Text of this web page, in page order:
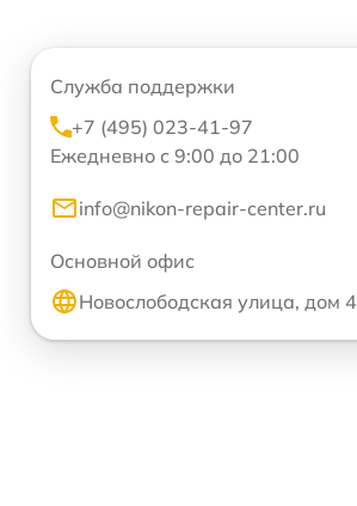
Служба поддержки
+7 (495) 023-41-97
Ежедневно с 9:00 до 21:00
info@nikon-repair-center.ru
Основной офис
Новослободская улица, дом 4